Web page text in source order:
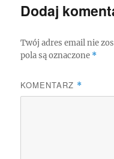
Dodaj
Twój adres email nie
pola są oznaczone *
KOMENTARZ *